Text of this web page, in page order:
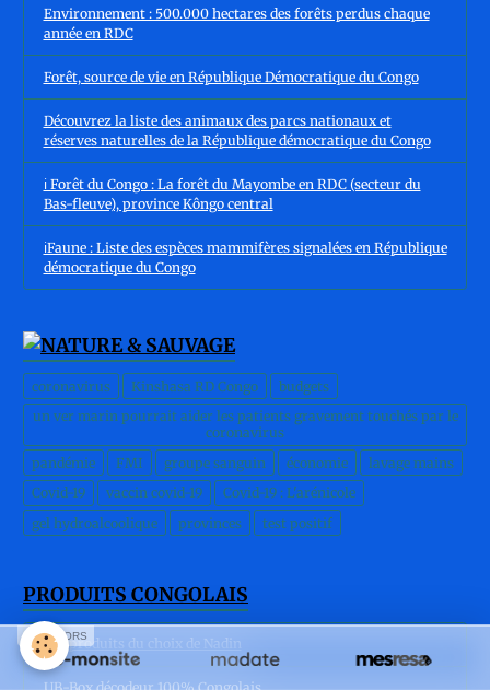
Environnement : 500.000 hectares des forêts perdus chaque
année en RDC
Forêt, source de vie en République Démocratique du Congo
Découvrez la liste des animaux des parcs nationaux et
réserves naturelles de la République démocratique du Congo
ℹ️ Forêt du Congo : La forêt du Mayombe en RDC (secteur du
Bas-fleuve), province Kôngo central
ℹ️Faune : Liste des espèces mammifères signalées en République
démocratique du Congo
coronavirus Kinshasa RD Congo
budgets
un ver marin pourrait aider les patients gravement touchés par le
coronavirus
pandémie
FMI groupe sanguin économie
lavage mains
Covid-19
vaccin covid-19
Covid-19 : L'arénicole
gel hydroalcoolique
provinces test positif
PRODUITS CONGOLAIS
Les produits du choix de Nadin
SPONSORS